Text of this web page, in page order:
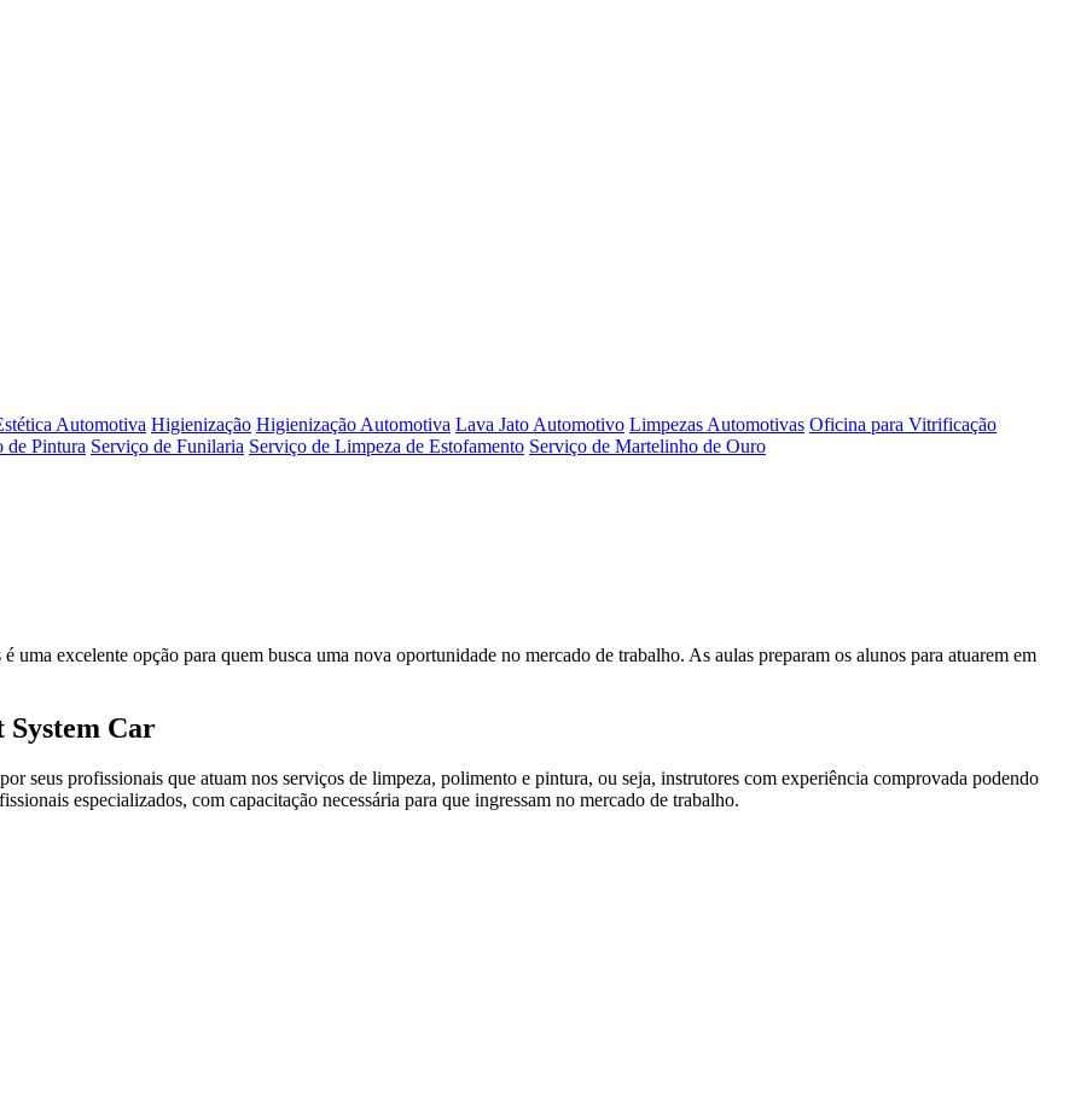
Automotiva Higienização Higienização Automotiva Lava Jato Automotivo Limpezas Automotivas Oficina para Vitrificação
de Pintura Serviço de Funilaria Serviço de Limpeza de Estofamento Serviço de Martelinho de Ouro
excelente opção para quem busca uma nova oportunidade no mercado de trabalho. As aulas preparam os alunos para atuarem em
System Car
profissionais que atuam nos serviços de limpeza, polimento e pintura, ou seja, instrutores com experiência comprovada podendo
especializados, com capacitação necessária para que ingressam no mercado de trabalho.